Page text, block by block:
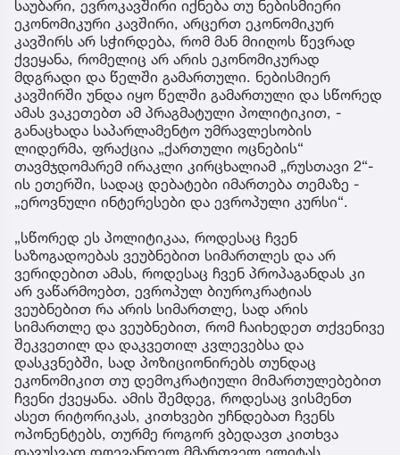
საუბარი, ევროკავშირი იქნება თუ ნებისმიერი
ეკონომიკური კავშირი, არცერთ ეკონომიკურ
კავშირს არ სჭირდება, რომ მან მიიღოს წევრად
ქვეყანა, რომელიც არ არის ეკონომიკურად
მდგრადი და წელში გამართული. ნებისმიერ
კავშირში უნდა იყო წელში გამართული და სწორედ
ამას ვაკეთებთ ამ პრაგმატული პოლიტიკით, -
განაცხადა საპარლამენტო უმრავლესობის
ლიდერმა, ფრაქცია „ქართული ოცნების“
თავმჯდომარემ ირაკლი კირცხალიამ „რუსთავი 2“-
ის ეთერში, სადაც დებატები იმართება თემაზე -
„ეროვნული ინტერესები და ევროპული კურსი“. ​
„სწორედ ეს პოლიტიკაა, როდესაც ჩვენ
საზოგადოებას ვეუბნებით სიმართლეს და არ
ვერიდებით ამას, როდესაც ჩვენ პროპაგანდას კი
არ ვაწარმოებთ, ევროპულ ბიუროკრატიას
ვეუბნებით რა არის სიმართლე, სად არის
სიმართლე და ვეუბნებით, რომ ჩაიხედეთ თქვენივე
შეკვეთილ და დაკვეთილ კვლევებსა და
დასკვნებში, სად პოზიციონირებს თუნდაც
ეკონომიკით თუ დემოკრატიული მიმართულებებით
ჩვენი ქვეყანა. ამის შემდეგ, როდესაც ვისმენთ
ასეთ რიტორიკას, კითხვები უჩნდებათ ჩვენს
ოპონენტებს, თურმე როგორ ვბედავთ კითხვა